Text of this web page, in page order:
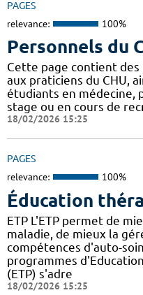
PAGES
relevance: 100%
Personnels du
Cette page contient
aux praticiens du CHU,
étudiants en médecine,
stage ou en cours de
18/02/2026 15:25
PAGES
relevance: 100%
Éducation
ETP L'ETP permet de
maladie, de mieux la
compétences d'auto-
programmes
(ETP) s'adre
18/02/2026 15:25